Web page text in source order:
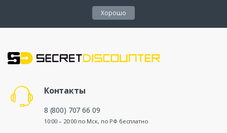
Хорошо
Контакты
8 (800) 707 66 09
10:00 – 20:00 по Мск, по РФ бесплатно